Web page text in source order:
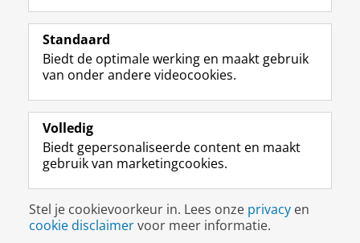
Volg de RUG
F
a
e
b
o
p
a
i
n
a
L
i
k
e
I
-
p
g
i
n
R
S
-
f
e
R
k
s
u
I
n
t
r
m
c
c
o
Y
o
T
e
k
a
a
Studiekiezers
Alumni
Over ons
Disclaimer & Copyright
Inloggen
Standaard
Biedt de optimale werking en maakt gebruik
van onder andere videocookies.
Volledig
Biedt gepersonaliseerde content en maakt
gebruik van marketingcookies.
Stel je cookievoorkeur in. Lees onze privacy en
cookie disclaimervoor meer informatie.